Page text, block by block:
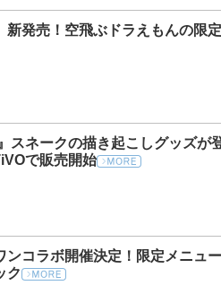
新発売！空飛ぶドラえもんの限
スネークの描き起こしグッズが
で販売開始
ンコラボ開催決定！限定メニュ
ク